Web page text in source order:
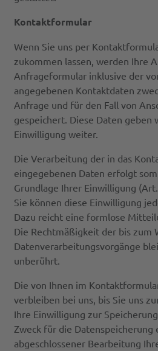
Kontaktformular
Wenn Sie uns per
zukommen lassen, werden Ihre
Anfrageformular inklusive der
angegebenen Kontaktdaten
Anfrage und für den Fall von
gespeichert. Diese Daten geben
Einwilligung weiter.
Die Verarbeitung der in das
eingegebenen Daten erfolgt
Grundlage Ihrer Einwilligung
Sie können diese Einwilligung
Dazu reicht eine formlose
Die Rechtmäßigkeit der bis zum
Datenverarbeitungsvorgänge
unberührt.
Die von Ihnen im
verbleiben bei uns, bis Sie uns
Ihre Einwilligung zur
Zweck für die Datenspeicherung
abgeschlossener Bearbeitung